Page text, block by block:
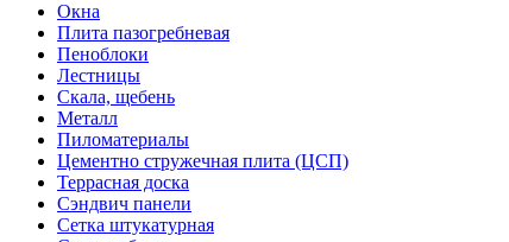
Окна
Плита пазогребневая
Пеноблоки
Лестницы
Скала, щебень
Металл
Пиломатериалы
Цементно стружечная плита (ЦСП)
Террасная доска
Сэндвич панели
Сетка штукатурная